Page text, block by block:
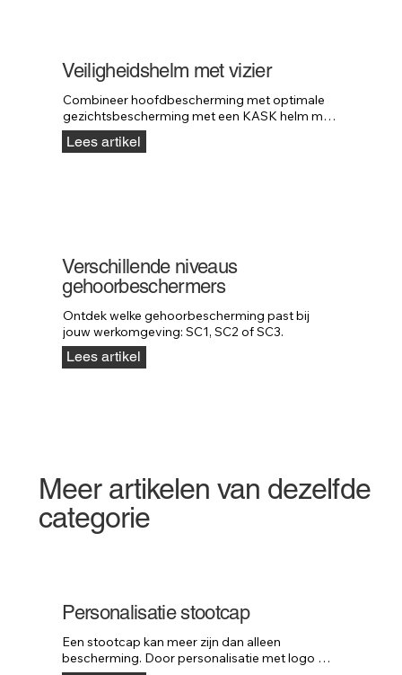
Veiligheidshelm met vizier
Combineer hoofdbescherming met optimale
gezichtsbescherming met een KASK helm met
vizier.
Lees artikel
Verschillende niveaus
gehoorbeschermers
Ontdek welke gehoorbescherming past bij
jouw werkomgeving: SC1, SC2 of SC3.
Lees artikel
Personalisatie stootcap
Een stootcap kan meer zijn dan alleen
bescherming. Door personalisatie met logo of
Meer artikelen van dezelfde
categorie